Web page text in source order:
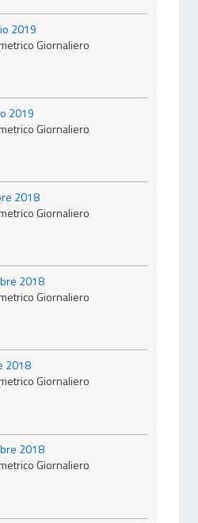
2019
Giornaliero
2019
Giornaliero
2018
Giornaliero
2018
Giornaliero
2018
Giornaliero
2018
Giornaliero